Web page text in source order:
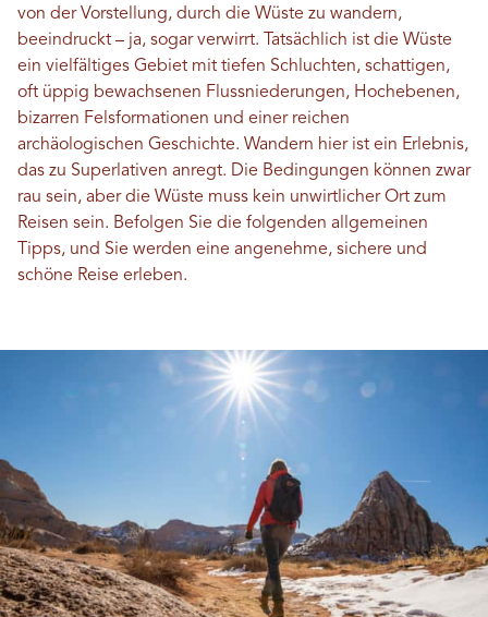
von der Vorstellung, durch die Wüste zu wandern,
beeindruckt – ja, sogar verwirrt. Tatsächlich ist die Wüste
ein vielfältiges Gebiet mit tiefen Schluchten, schattigen,
oft üppig bewachsenen Flussniederungen, Hochebenen,
bizarren Felsformationen und einer reichen
archäologischen Geschichte. Wandern hier ist ein Erlebnis,
das zu Superlativen anregt. Die Bedingungen können zwar
rau sein, aber die Wüste muss kein unwirtlicher Ort zum
Reisen sein. Befolgen Sie die folgenden allgemeinen
Tipps, und Sie werden eine angenehme, sichere und
schöne Reise erleben.